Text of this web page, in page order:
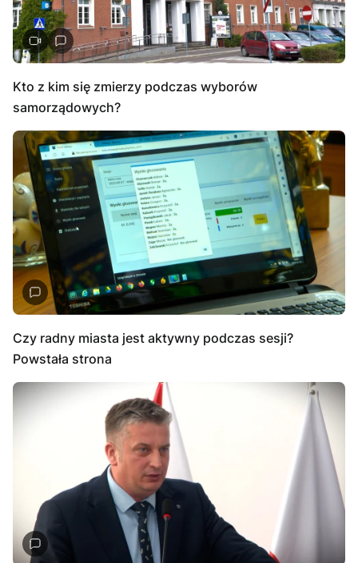
Kto z kim się zmierzy podczas wyborów
samorządowych?
Czy radny miasta jest aktywny podczas sesji?
Powstała strona